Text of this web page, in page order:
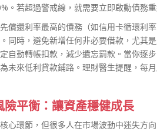
。若超過警戒線，就需要立即啟動債務重
償還利率最高的債務（如信用卡循環利
同時，避免新增任何非必要借款，尤其
定自動轉帳扣款，減少遺忘罰款。當你逐
未來低利貸款鋪路。理財醫生提醒，每
險平衡：讓資產穩健成長
心環節，但很多人在市場波動中迷失方